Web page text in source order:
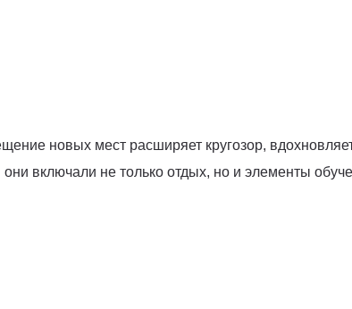
новых мест расширяет кругозор,
включали не только отдых, но и элементы